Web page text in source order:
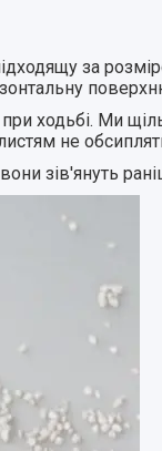
за
ходьбі. Ми
не
зів'януть